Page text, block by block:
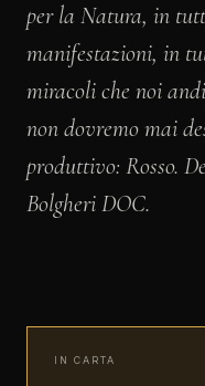
per la Natura, in
manifestazioni, in
miracoli che noi
non dovremo mai
produttivo: Rosso.
Bolgheri DOC.
IN CARTA